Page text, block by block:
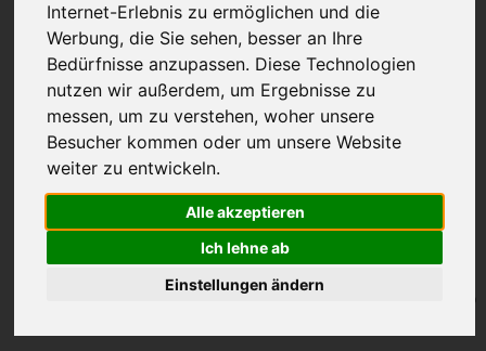
Internet-Erlebnis zu ermöglichen und die
Werbung, die Sie sehen, besser an Ihre
Bedürfnisse anzupassen. Diese Technologien
nutzen wir außerdem, um Ergebnisse zu
messen, um zu verstehen, woher unsere
Besucher kommen oder um unsere Website
weiter zu entwickeln.
Alle akzeptieren
Ich lehne ab
Einstellungen ändern
12,95 €
zzgl. Versandkosten
Art